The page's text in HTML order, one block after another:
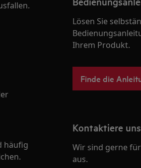
häufig
Lösen Sie
Ihrem Produkt.
Finde die
Kontaktiere uns
Wir sind gerne
aus.